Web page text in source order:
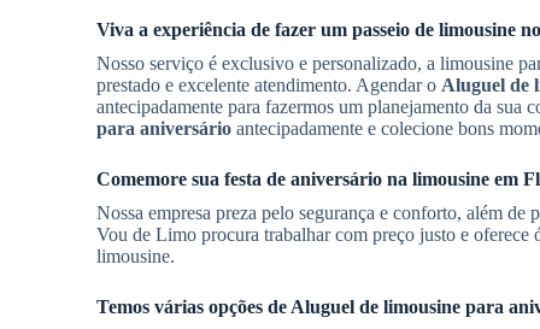
Viva a experiência de fazer um passeio de limousine
Nosso serviço é exclusivo e personalizado, a limousine
prestado e excelente atendimento. Agendar o Aluguel de
antecipadamente para fazermos um planejamento da
para aniversário antecipadamente e colecione bons
Comemore sua festa de aniversário na limousine em
Nossa empresa preza pelo segurança e conforto, além
Vou de Limo procura trabalhar com preço justo e oferece
limousine.
Temos várias opções de Aluguel de limousine para